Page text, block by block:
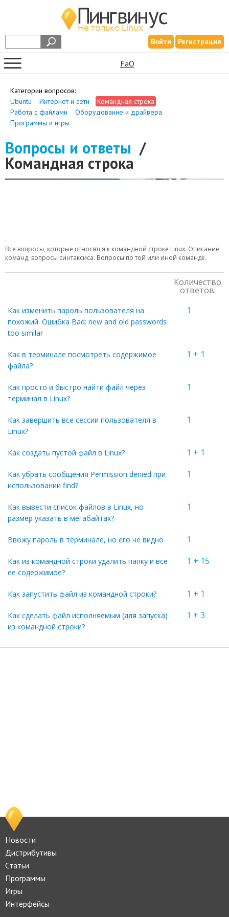
Войти Регистрация
FaQ
Вопросы и ответы /
Командная строка
Все вопросы, которые относятся к командной строке Linux. Описание
команд, вопросы синтаксиса. Вопросы по той или иной команде.
Количество
ответов:
Как изменить пароль пользователя на
похожий. Ошибка Bad: new and old passwords
too similar
1
Как в терминале посмотреть содержимое
файла?
1 + 1
Как просто и быстро найти файл через
терминал в Linux?
1
Как завершить все сессии пользователя в
Linux?
1
Как создать пустой файл в Linux? 1 + 1
Как убрать сообщения Permission denied при
использовании find?
1
Как вывести список файлов в Linux, но
размер указать в мегабайтах?
1
Ввожу пароль в терминале, но его не видно 1
Как из командной строки удалить папку и все
ее содержимое?
1 + 15
Как запустить файл из командной строки? 1 + 1
Как сделать файл исполняемым (для запуска)
из командной строки?
1 + 3
Категории вопросов:
Ubuntu
Интернет и сети
Командная строка
Работа с файлами
Оборудование и драйвера
Программы и игры
Новости
Дистрибутивы
Статьи
Программы
Игры
Интерфейсы